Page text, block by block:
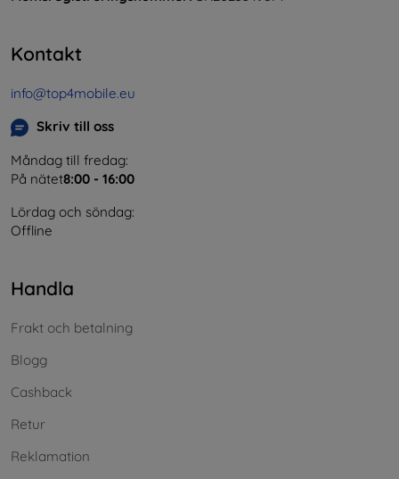
Kontakt
info@top4mobile.eu
Skriv till oss
Måndag till fredag:
På nätet8:00 - 16:00
Lördag och söndag:
Offline
Handla
Frakt och betalning
Blogg
Cashback
Retur
Reklamation